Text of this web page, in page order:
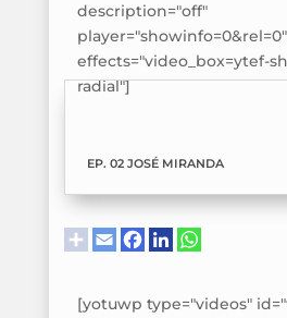
description="off"
player="showinfo=0&rel=0"
effects="video_box=ytef-
radial"]
EP. 02 JOSÉ MIRANDA
[yotuwp type="videos"